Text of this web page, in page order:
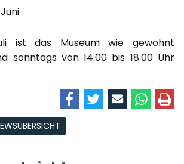
ist das Museum wie gewohnt
sonntags von 14.00 bis 18.00 Uhr